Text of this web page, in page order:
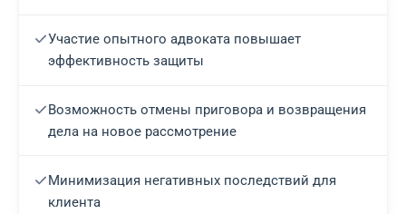
Участие опытного адвоката повышает
эффективность защиты
Возможность отмены приговора и возвращения
дела на новое рассмотрение
Минимизация негативных последствий для
клиента